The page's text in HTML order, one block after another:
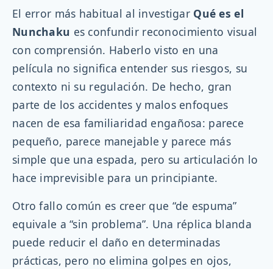
El error más habitual al investigar Qué es el
Nunchaku es confundir reconocimiento visual
con comprensión. Haberlo visto en una
película no significa entender sus riesgos, su
contexto ni su regulación. De hecho, gran
parte de los accidentes y malos enfoques
nacen de esa familiaridad engañosa: parece
pequeño, parece manejable y parece más
simple que una espada, pero su articulación lo
hace imprevisible para un principiante.
Otro fallo común es creer que “de espuma”
equivale a “sin problema”. Una réplica blanda
puede reducir el daño en determinadas
prácticas, pero no elimina golpes en ojos,